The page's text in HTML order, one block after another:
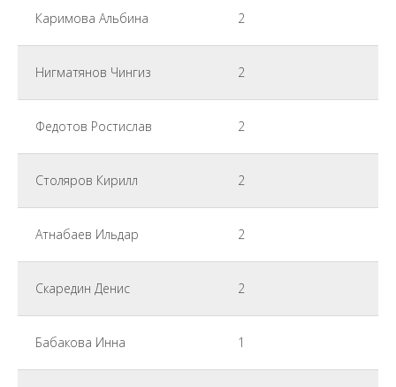
Каримова Альбина 2
Нигматянов Чингиз 2
Федотов Ростислав 2
Столяров Кирилл 2
Атнабаев Ильдар 2
Скаредин Денис 2
Бабакова Инна 1